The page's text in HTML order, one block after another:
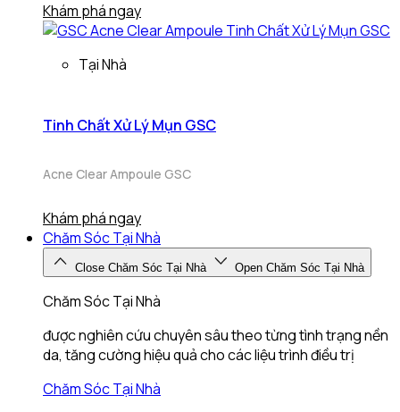
Khám phá ngay
Tại Nhà
Tinh Chất Xử Lý Mụn GSC
Acne Clear Ampoule GSC
Khám phá ngay
Chăm Sóc Tại Nhà
Close Chăm Sóc Tại Nhà Open Chăm Sóc Tại Nhà
Chăm Sóc Tại Nhà
được nghiên cứu chuyên sâu theo từng tình trạng nền
da, tăng cường hiệu quả cho các liệu trình điều trị
Chăm Sóc Tại Nhà